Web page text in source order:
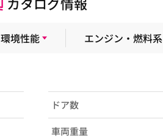
環境性能 エンジン・燃料系
ドア数
車両重量